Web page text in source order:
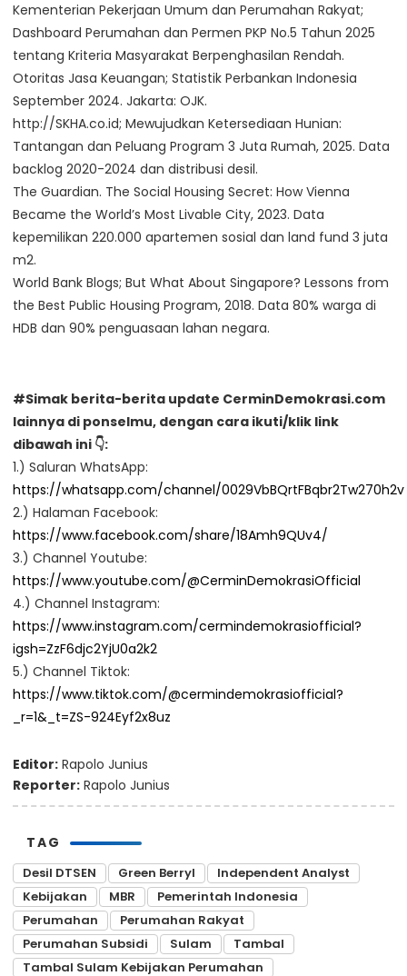
Kementerian Pekerjaan Umum dan Perumahan Rakyat;
Dashboard Perumahan dan Permen PKP No.5 Tahun 2025
tentang Kriteria Masyarakat Berpenghasilan Rendah.
Otoritas Jasa Keuangan; Statistik Perbankan Indonesia
September 2024. Jakarta: OJK.
http://SKHA.co.id; Mewujudkan Ketersediaan Hunian:
Tantangan dan Peluang Program 3 Juta Rumah, 2025. Data
backlog 2020-2024 dan distribusi desil.
The Guardian. The Social Housing Secret: How Vienna
Became the World’s Most Livable City, 2023. Data
kepemilikan 220.000 apartemen sosial dan land fund 3 juta
m2.
World Bank Blogs; But What About Singapore? Lessons from
the Best Public Housing Program, 2018. Data 80% warga di
HDB dan 90% penguasaan lahan negara.
#Simak berita-berita update CerminDemokrasi.com
lainnya di ponselmu, dengan cara ikuti/klik link
dibawah ini 👇:
1.) Saluran WhatsApp:
https://whatsapp.com/channel/0029VbBQrtFBqbr2Tw270h2v
2.) Halaman Facebook:
https://www.facebook.com/share/18Amh9QUv4/
3.) Channel Youtube:
https://www.youtube.com/@CerminDemokrasiOfficial
4.) Channel Instagram:
https://www.instagram.com/cermindemokrasiofficial?
igsh=ZzF6djc2YjU0a2k2
5.) Channel Tiktok:
https://www.tiktok.com/@cermindemokrasiofficial?
_r=1&_t=ZS-924Eyf2x8uz
Editor: Rapolo Junius
Reporter: Rapolo Junius
TAG
Desil DTSEN Green Berryl
Independent Analyst
Kebijakan
MBR
Pemerintah Indonesia
Perumahan
Perumahan Rakyat
Perumahan Subsidi
Sulam
Tambal
Tambal Sulam Kebijakan Perumahan